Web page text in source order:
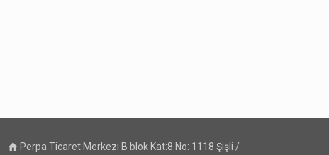
Perpa Ticaret Merkezi B blok Kat:8 No: 1118 Şişli /